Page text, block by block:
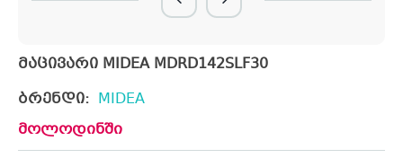
მაცივარი MIDEA MDRD142SLF30
ბრენდი: MIDEA
მოლოდინში